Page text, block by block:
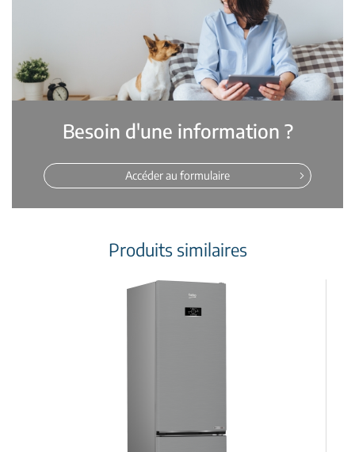
Besoin d'une information ?
Accéder au formulaire
Produits similaires